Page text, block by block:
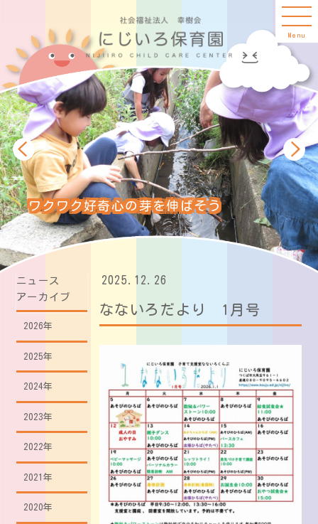
ワクワク好奇心の芽を伸ばそう
2025.12.26
なないろだより 1月号
ニュース
アーカイブ
2026年
2025年
2024年
2023年
2022年
2021年
2020年
Menu